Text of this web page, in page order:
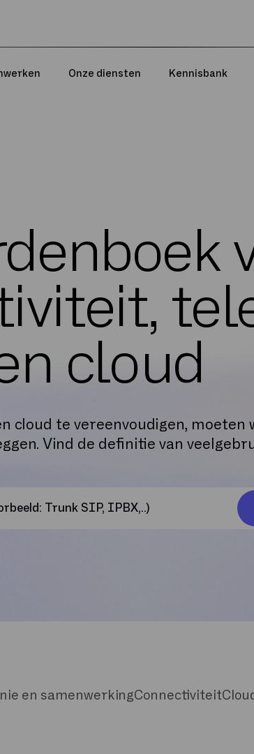
Onze diensten Kennisbank
cloud
cloud te vereenvoudigen, moeten
Vind de definitie van
en samenwerkingConnectiviteit